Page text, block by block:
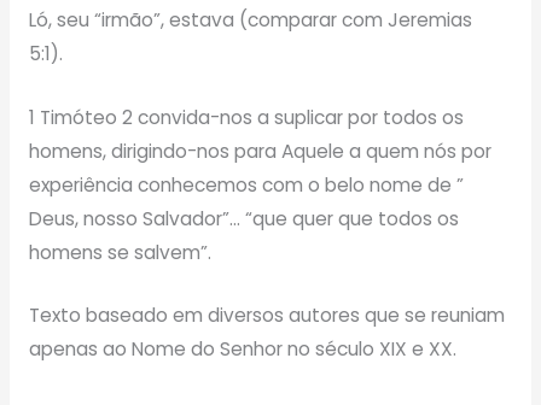
Ló, seu “irmão”, estava (comparar com Jeremias
5:1).
1 Timóteo 2 convida-nos a suplicar por todos os
homens, dirigindo-nos para Aquele a quem nós por
experiência conhecemos com o belo nome de ”
Deus, nosso Salvador”… “que quer que todos os
homens se salvem”.
Texto baseado em diversos autores que se reuniam
apenas ao Nome do Senhor no século XIX e XX.